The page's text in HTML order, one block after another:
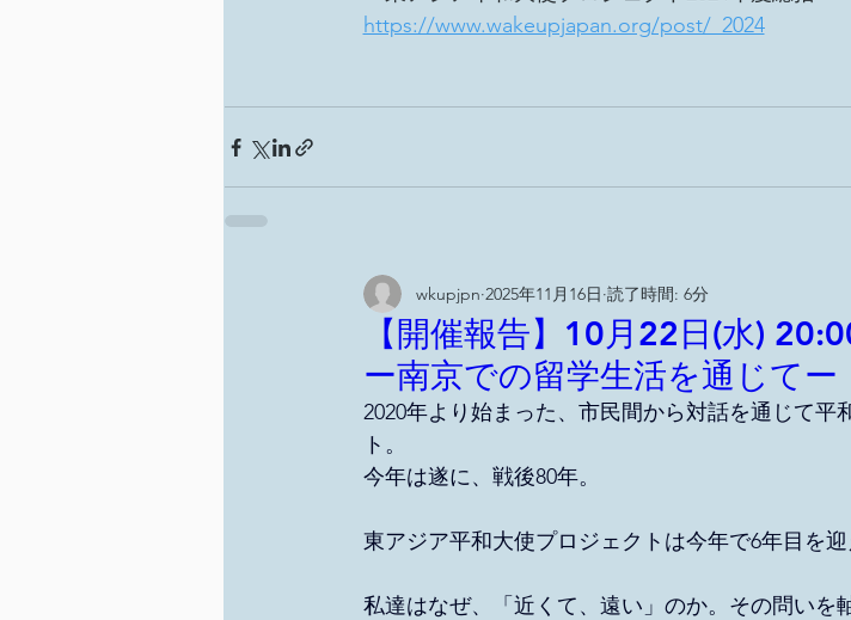
https://www.wakeupjapan.org/post/_2024
【開催報告】10月22日(水)
ー南京での留学生活を通じてー
wkupjpn 2025年11月16日 読了時間: 6分
2020年より始まった、市民間から対話を通じて平
ト。
今年は遂に、戦後80年。
東アジア平和大使プロジェクトは今年で6年目を迎
私達はなぜ、「近くて、遠い」のか。その問いを